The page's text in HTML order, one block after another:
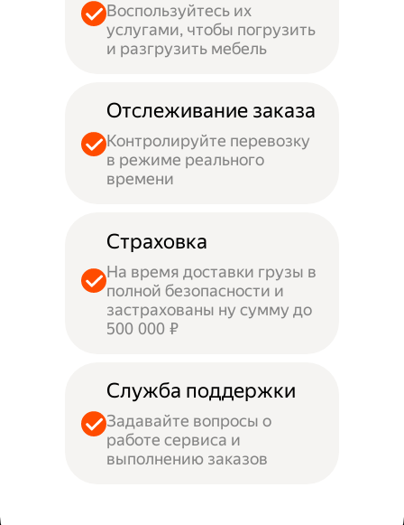
Воспользуйтесь их
услугами, чтобы погрузить
и разгрузить мебель
Отслеживание заказа
Контролируйте перевозку
в режиме реального
времени
Страховка
На время доставки грузы в
полной безопасности и
застрахованы ну сумму до
500 000 ₽
Служба поддержки
Задавайте вопросы о
работе сервиса и
выполнению заказов